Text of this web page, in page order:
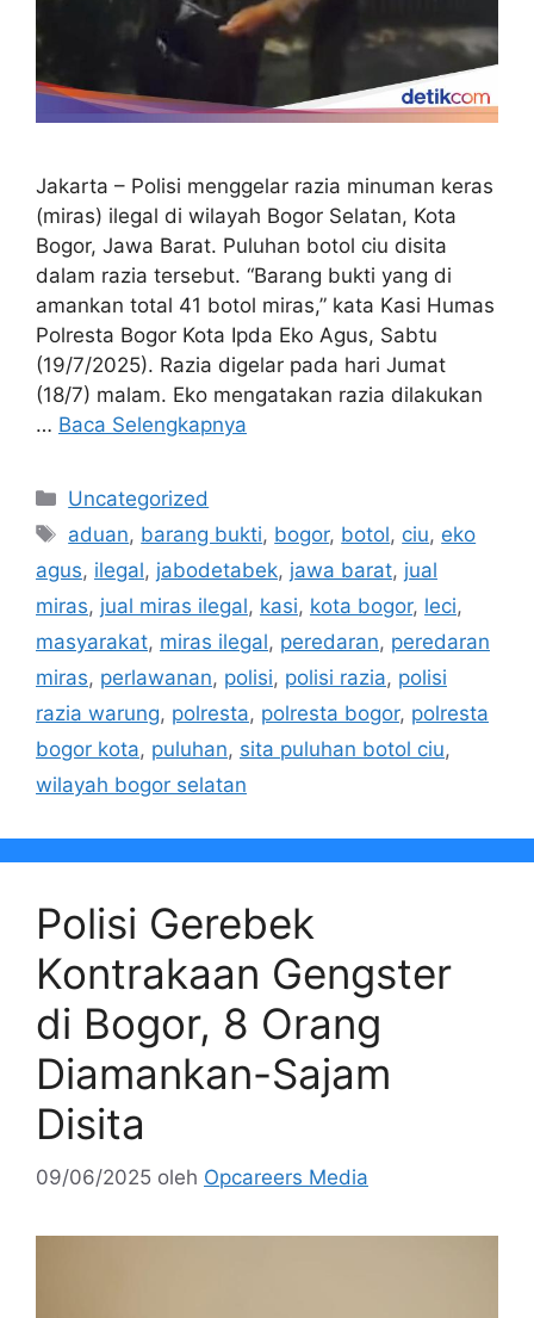
Jakarta – Polisi menggelar razia minuman keras
(miras) ilegal di wilayah Bogor Selatan, Kota
Bogor, Jawa Barat. Puluhan botol ciu disita
dalam razia tersebut. “Barang bukti yang di
amankan total 41 botol miras,” kata Kasi Humas
Polresta Bogor Kota Ipda Eko Agus, Sabtu
(19/7/2025). Razia digelar pada hari Jumat
(18/7) malam. Eko mengatakan razia dilakukan
… Baca Selengkapnya
Kategori
Uncategorized
Tag
aduan, barang bukti, bogor, botol, ciu, eko
agus, ilegal, jabodetabek, jawa barat, jual
miras, jual miras ilegal, kasi, kota bogor, leci,
masyarakat, miras ilegal, peredaran, peredaran
miras, perlawanan, polisi, polisi razia, polisi
razia warung, polresta, polresta bogor, polresta
bogor kota, puluhan, sita puluhan botol ciu,
wilayah bogor selatan
Polisi Gerebek
Kontrakaan Gengster
di Bogor, 8 Orang
Diamankan-Sajam
Disita
09/06/2025 oleh Opcareers Media